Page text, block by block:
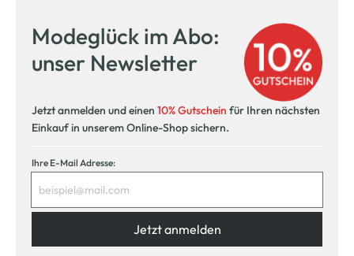
Modeglück im Abo:
unser Newsletter
Jetzt anmelden und einen 10% Gutschein für Ihren nächsten
Einkauf in unserem Online-Shop sichern.
Ihre E-Mail Adresse:
Jetzt anmelden